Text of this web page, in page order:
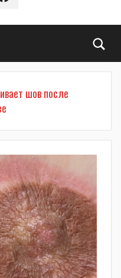
шов после